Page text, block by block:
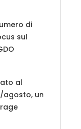
di
sul
al
agosto, un